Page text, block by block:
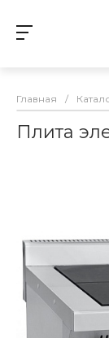
Главная /
Плита